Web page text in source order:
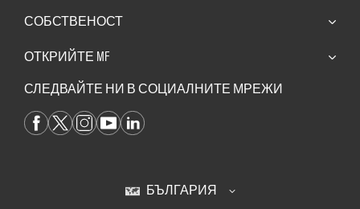
СОБСТВЕНОСТ
ОТКРИЙТЕ MF
СЛЕДВАЙТЕ НИ В СОЦИАЛНИТЕ МРЕЖИ
БЪЛГАРИЯ